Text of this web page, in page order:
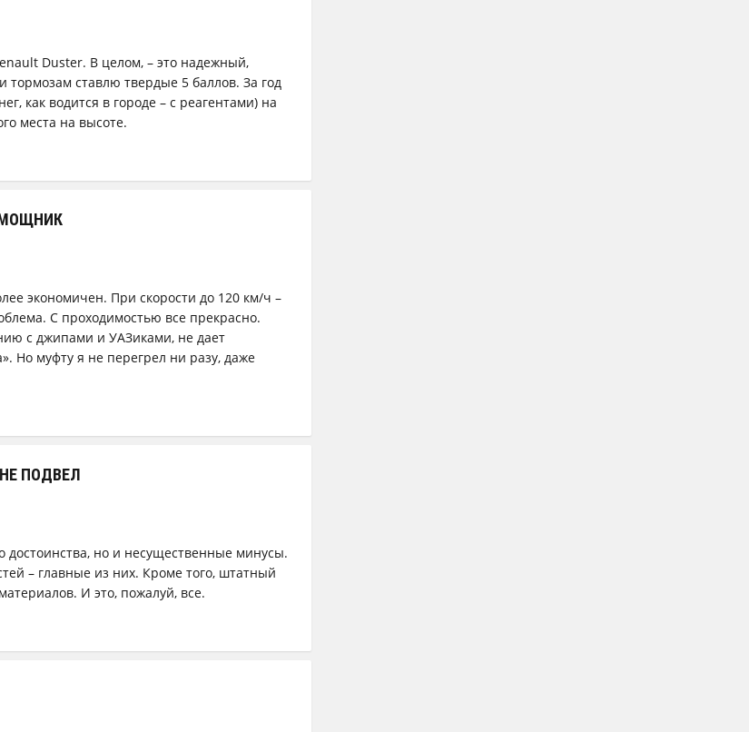
Duster. В целом, – это надежный,
ставлю твердые 5 баллов. За год
как водится в городе – с реагентами) на
места на высоте.
экономичен. При скорости до 120 км/ч –
С проходимостью все прекрасно.
с джипами и УАЗиками, не дает
Но муфту я не перегрел ни разу, даже
ПОДВЕЛ
достоинства, но и несущественные минусы.
– главные из них. Кроме того, штатный
И это, пожалуй, все.